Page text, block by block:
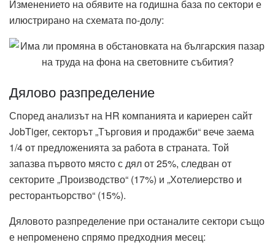
Изменението на обявите на годишна база по сектори е
илюстрирано на схемата по-долу:
Дялово разпределение
Според анализът на HR компанията и кариерен сайт
JobTiger, секторът „Търговия и продажби“ вече заема
1/4 от предложенията за работа в страната. Той
запазва първото място с дял от 25%, следван от
секторите „Производство“ (17%) и „Хотелиерство и
ресторантьорство“ (15%).
Дяловото разпределение при останалите сектори също
е непроменено спрямо предходния месец: